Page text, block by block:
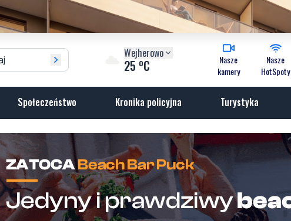
Wejherowo
25 oC
Nasze
kamery
Nasze
HotSpoty
Społeczeństwo Kronika policyjna Turystyka